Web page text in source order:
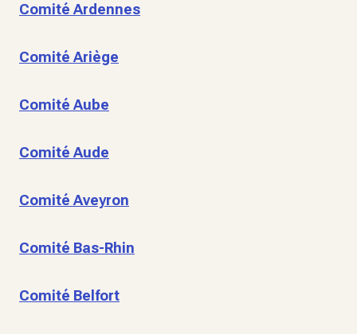
Comité Ardennes
Comité Ariège
Comité Aube
Comité Aude
Comité Aveyron
Comité Bas-Rhin
Comité Belfort